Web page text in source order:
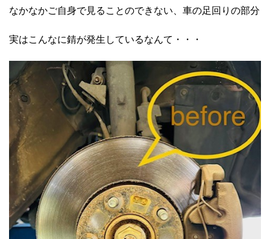
なかなかご自身で見ることのできない、車の足回りの部分
実はこんなに錆が発生しているなんて・・・